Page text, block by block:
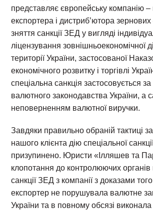
представляє європейську компанію –
експортера і дистриб’ютора зернових
зняття санкції ЗЕД у вигляді
ліцензування зовнішньоекономічної
території України, застосованої
економічного розвитку і торгівлі
спеціальна санкція застосовується
валютного законодавства України, а
неповерненням валютної виручки.
Завдяки правильно обраній тактиці
нашого клієнта дію спеціальної
призупинено. Юристи «Ілляшев та
клопотання до контролюючих
санкції ЗЕД з компанії з доказами
експортер не порушувала валютне
України та в повному обсязі виконала